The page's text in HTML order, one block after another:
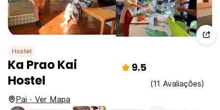
Hostel
Ka Prao Kai
Hostel
9.5
(11 Avaliações)
Pai · Ver Mapa